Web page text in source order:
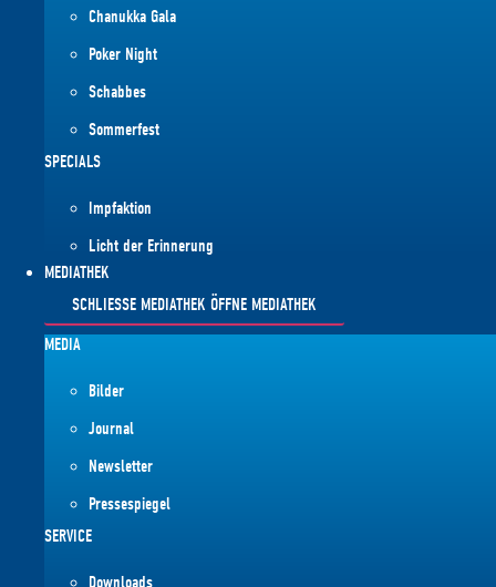
Chanukka Gala
Poker Night
Schabbes
Sommerfest
SPECIALS
Impfaktion
Licht der Erinnerung
MEDIATHEK
SCHLIESSE MEDIATHEK
ÖFFNE MEDIATHEK
MEDIA
Bilder
Journal
Newsletter
Pressespiegel
SERVICE
Downloads